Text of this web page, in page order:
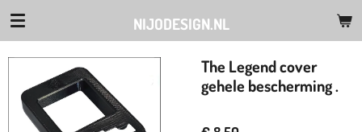
Ga
naar
hoofdinhoud
NIJODESIGN.NL
The Legend cover
gehele bescherming .